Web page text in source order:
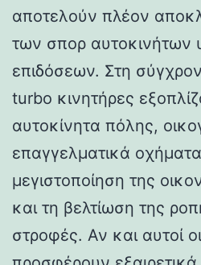
αποτελούν πλέον
των σπορ αυτοκινήτων
επιδόσεων. Στη
turbo κινητήρες
αυτοκίνητα πόλης,
επαγγελματικά
μεγιστοποίηση της
και τη βελτίωση της
στροφές. Αν και αυτοί